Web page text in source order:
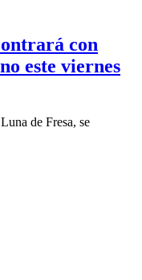
con
este viernes
de Fresa, se